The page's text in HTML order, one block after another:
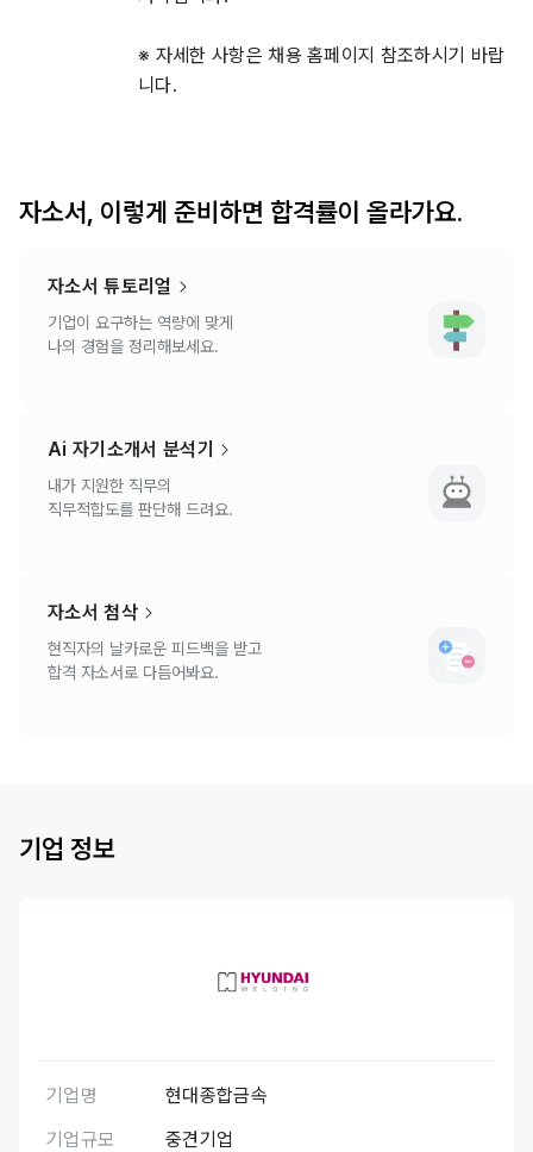
※ 자세한 사항은 채용 홈페이지 참조하시기 바랍
니다.
자소서, 이렇게 준비하면 합격률이 올라가요.
자소서 튜토리얼
기업이 요구하는 역량에 맞게
나의 경험을 정리해보세요.
Ai 자기소개서 분석기
내가 지원한 직무의
직무적합도를 판단해 드려요.
자소서 첨삭
현직자의 날카로운 피드백을 받고
합격 자소서로 다듬어봐요.
기업 정보
기업명
현대종합금속
기업규모
중견기업